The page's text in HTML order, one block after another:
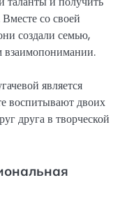
со своей
создали семью,
взаимопонимании.
является
воспитывают двоих
друга в творческой